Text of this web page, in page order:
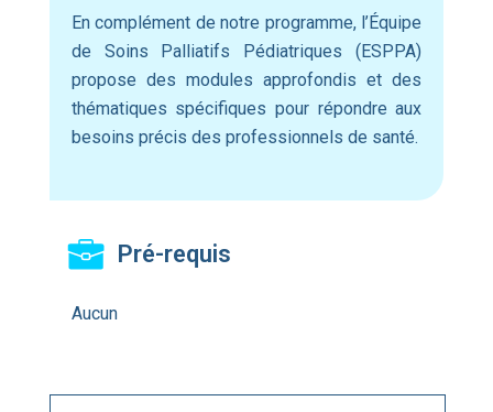
En complément de notre programme, l’Équipe
de Soins Palliatifs Pédiatriques (ESPPA)
propose des modules approfondis et des
thématiques spécifiques pour répondre aux
besoins précis des professionnels de santé.
Pré-requis
Aucun